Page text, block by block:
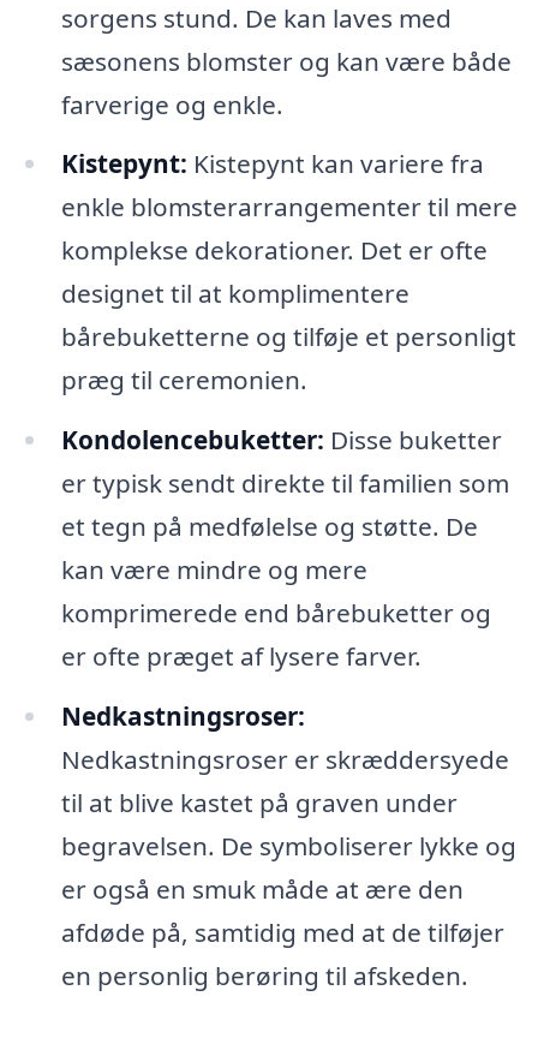
sorgens stund. De kan laves med
sæsonens blomster og kan være både
farverige og enkle.
Kistepynt: Kistepynt kan variere fra
enkle blomsterarrangementer til mere
komplekse dekorationer. Det er ofte
designet til at komplimentere
bårebuketterne og tilføje et personligt
præg til ceremonien.
Kondolencebuketter: Disse buketter
er typisk sendt direkte til familien som
et tegn på medfølelse og støtte. De
kan være mindre og mere
komprimerede end bårebuketter og
er ofte præget af lysere farver.
Nedkastningsroser:
Nedkastningsroser er skræddersyede
til at blive kastet på graven under
begravelsen. De symboliserer lykke og
er også en smuk måde at ære den
afdøde på, samtidig med at de tilføjer
en personlig berøring til afskeden.